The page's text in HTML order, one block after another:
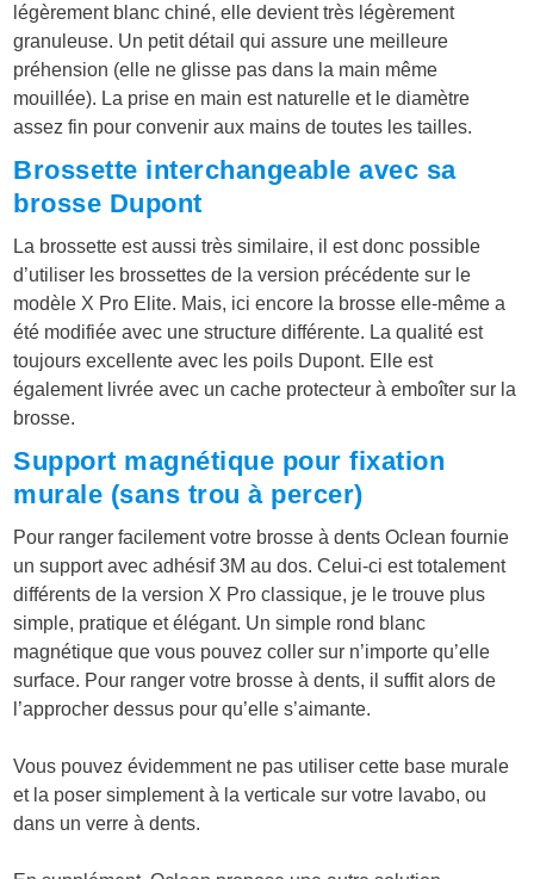
légèrement blanc chiné, elle devient très légèrement
granuleuse. Un petit détail qui assure une meilleure
préhension (elle ne glisse pas dans la main même
mouillée). La prise en main est naturelle et le diamètre
assez fin pour convenir aux mains de toutes les tailles.
Brossette interchangeable avec sa
brosse Dupont
La brossette est aussi très similaire, il est donc possible
d’utiliser les brossettes de la version précédente sur le
modèle X Pro Elite. Mais, ici encore la brosse elle-même a
été modifiée avec une structure différente. La qualité est
toujours excellente avec les poils Dupont. Elle est
également livrée avec un cache protecteur à emboîter sur la
brosse.
Support magnétique pour fixation
murale (sans trou à percer)
Pour ranger facilement votre brosse à dents Oclean fournie
un support avec adhésif 3M au dos. Celui-ci est totalement
différents de la version X Pro classique, je le trouve plus
simple, pratique et élégant. Un simple rond blanc
magnétique que vous pouvez coller sur n’importe qu’elle
surface. Pour ranger votre brosse à dents, il suffit alors de
l’approcher dessus pour qu’elle s’aimante.
Vous pouvez évidemment ne pas utiliser cette base murale
et la poser simplement à la verticale sur votre lavabo, ou
dans un verre à dents.